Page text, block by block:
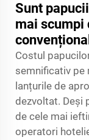
Sunt
mai scumpi
Costul
semnificativ pe
lanțurile de
dezvoltat. Deși
de cele mai
operatori